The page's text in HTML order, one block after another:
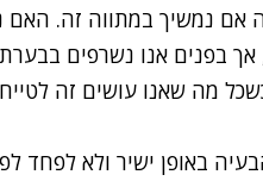
נמשיך במתווה זה. האם
אך בפנים אנו נשרפים
מה שאנו עושים זה
באופן ישיר ולא לפחד